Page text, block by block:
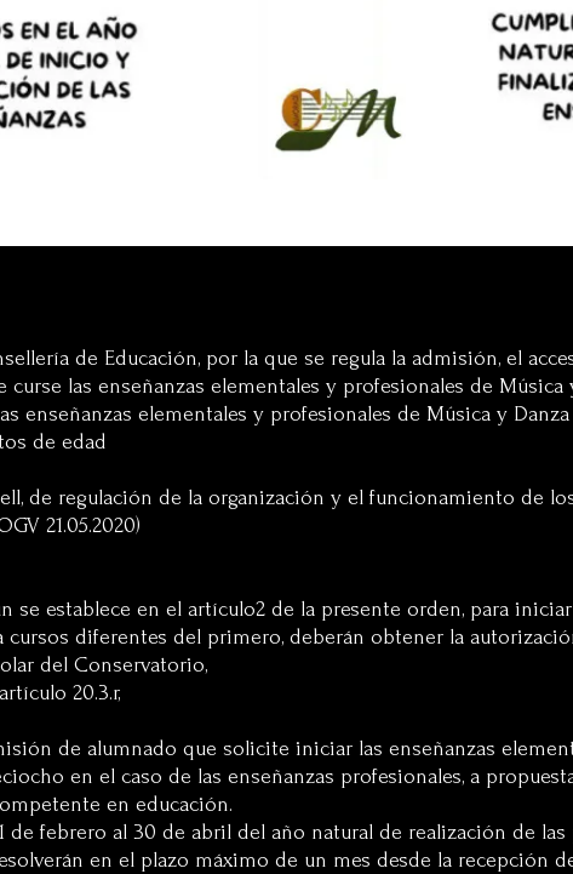
de Educación, por la que se regula la admisión, el
las enseñanzas elementales y profesionales de
enseñanzas elementales y profesionales de Música y
de edad
de regulación de la organización y el funcionamiento de
21.05.2020)
se establece en el artículo2 de la presente orden, para
cursos diferentes del primero, deberán obtener la
del Conservatorio,
20.3.r,
de alumnado que solicite iniciar las enseñanzas
en el caso de las enseñanzas profesionales, a
en educación.
de febrero al 30 de abril del año natural de realización de
en el plazo máximo de un mes desde la recepción